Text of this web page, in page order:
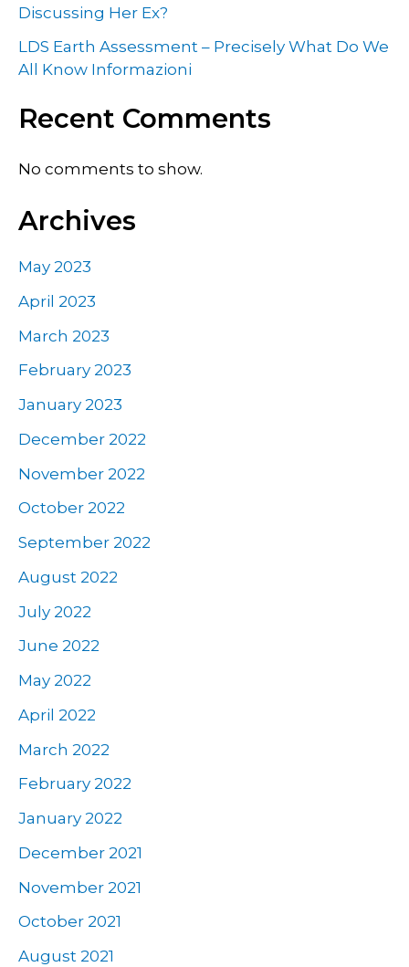
Discussing Her Ex?
LDS Earth Assessment – Precisely What Do We
All Know Informazioni
Recent Comments
No comments to show.
Archives
May 2023
April 2023
March 2023
February 2023
January 2023
December 2022
November 2022
October 2022
September 2022
August 2022
July 2022
June 2022
May 2022
April 2022
March 2022
February 2022
January 2022
December 2021
November 2021
October 2021
August 2021